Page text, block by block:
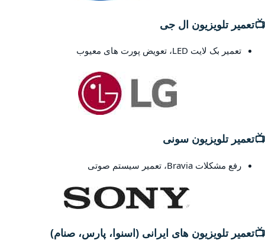
📺تعمیر تلویزیون ال جی
تعمیر بک لایت LED، تعویض پورت های معیوب
📺تعمیر تلویزیون سونی
رفع مشکلات Bravia، تعمیر سیستم صوتی
📺تعمیر تلویزیون های ایرانی (اسنوا، پارس، صنام)